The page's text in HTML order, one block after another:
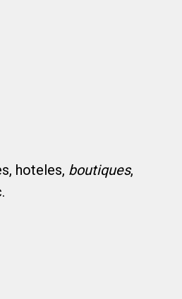
hoteles, boutiques,